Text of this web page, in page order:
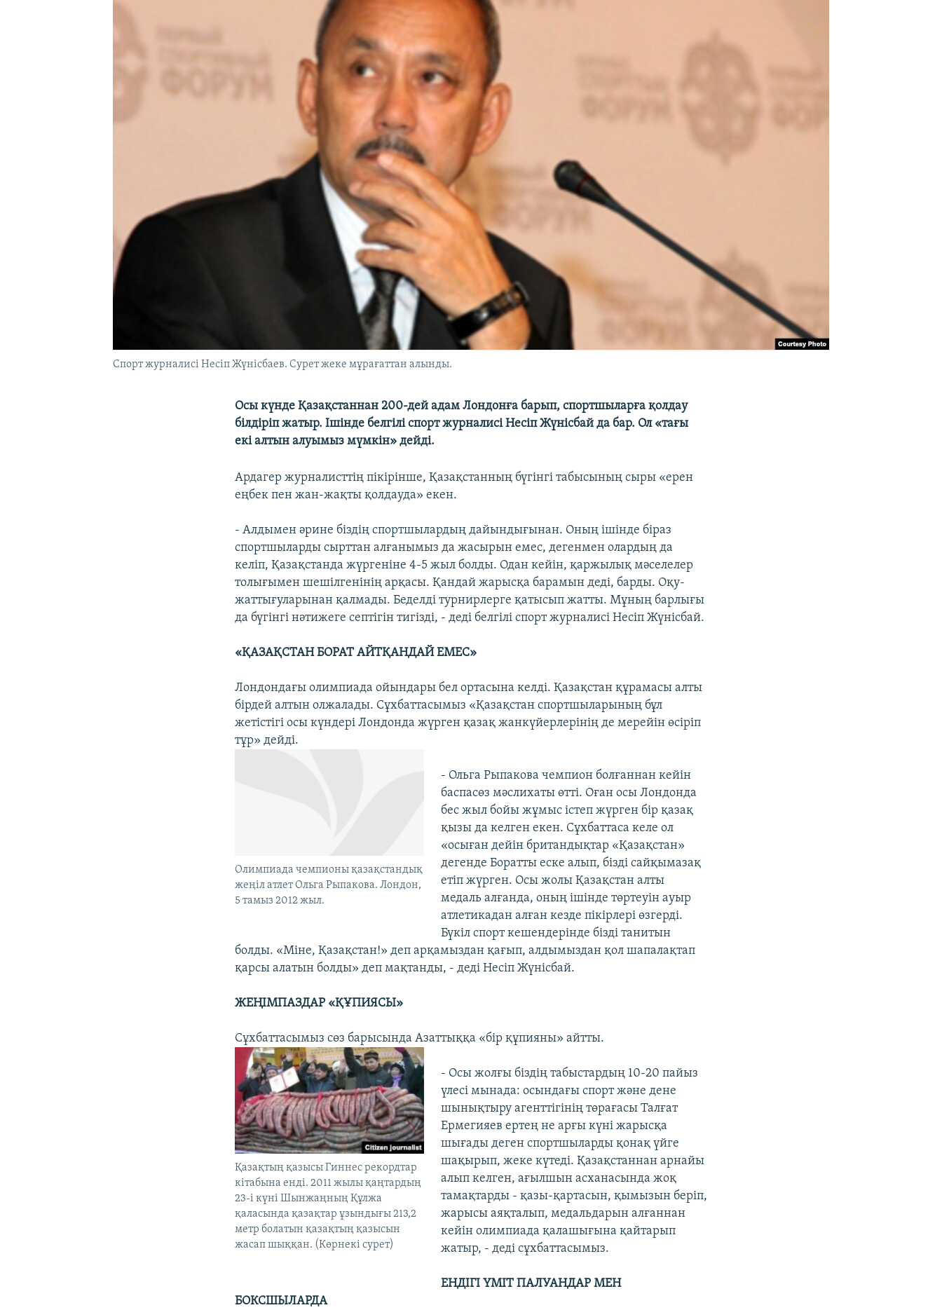
Спорт журналисі Несіп Жүнісбаев. Сурет жеке мұрағаттан алынды.
Осы күнде Қазақстаннан 200-дей адам Лондонға барып, спортшыларға қолдау
білдіріп жатыр. Ішінде белгілі спорт журналисі Несіп Жүнісбай да бар. Ол «тағы
екі алтын алуымыз мүмкін» дейді.
Ардагер журналисттің пікірінше, Қазақстанның бүгінгі табысының сыры «ерен
еңбек пен жан-жақты қолдауда» екен.
- Алдымен әрине біздің спортшылардың дайындығынан. Оның ішінде біраз
спортшыларды сырттан алғанымыз да жасырын емес, дегенмен олардың да
келіп, Қазақстанда жүргеніне 4-5 жыл болды. Одан кейін, қаржылық мәселелер
толығымен шешілгенінің арқасы. Қандай жарысқа барамын деді, барды. Оқу-
жаттығуларынан қалмады. Беделді турнирлерге қатысып жатты. Мұның барлығы
да бүгінгі нәтижеге септігін тигізді, - деді белгілі спорт журналисі Несіп Жүнісбай.
«ҚАЗАҚСТАН БОРАТ АЙТҚАНДАЙ ЕМЕС»
Лондондағы олимпиада ойындары бел ортасына келді. Қазақстан құрамасы алты
бірдей алтын олжалады. Сұхбаттасымыз «Қазақстан спортшыларының бұл
жетістігі осы күндері Лондонда жүрген қазақ жанкүйерлерінің де мерейін өсіріп
тұр» дейді.
Олимпиада чемпионы қазақстандық
жеңіл атлет Ольга Рыпакова. Лондон,
5 тамыз 2012 жыл.
- Ольга Рыпакова чемпион болғаннан кейін
баспасөз мәслихаты өтті. Оған осы Лондонда
бес жыл бойы жұмыс істеп жүрген бір қазақ
қызы да келген екен. Сұхбаттаса келе ол
«осыған дейін британдықтар «Қазақстан»
дегенде Боратты еске алып, бізді сайқымазақ
етіп жүрген. Осы жолы Қазақстан алты
медаль алғанда, оның ішінде төртеуін ауыр
атлетикадан алған кезде пікірлері өзгерді.
Бүкіл спорт кешендерінде бізді танитын
болды. «Міне, Қазақстан!» деп арқамыздан қағып, алдымыздан қол шапалақтап
қарсы алатын болды» деп мақтанды, - деді Несіп Жүнісбай.
ЖЕҢІМПАЗДАР «ҚҰПИЯСЫ»
Сұхбаттасымыз сөз барысында Азаттыққа «бір құпияны» айтты.
Қазақтың қазысы Гиннес рекордтар
кітабына енді. 2011 жылы қаңтардың
23-і күні Шынжаңның Құлжа
қаласында қазақтар ұзындығы 213,2
метр болатын қазақтың қазысын
жасап шыққан. (Көрнекі сурет)
- Осы жолғы біздің табыстардың 10-20 пайыз
үлесі мынада: осындағы спорт және дене
шынықтыру агенттігінің төрағасы Талғат
Ермегияев ертең не арғы күні жарысқа
шығады деген спортшыларды қонақ үйге
шақырып, жеке күтеді. Қазақстаннан арнайы
алып келген, ағылшын асханасында жоқ
тамақтарды - қазы-қартасын, қымызын беріп,
жарысы аяқталып, медальдарын алғаннан
кейін олимпиада қалашығына қайтарып
жатыр, - деді сұхбаттасымыз.
ЕНДІГІ ҮМІТ ПАЛУАНДАР МЕН
БОКСШЫЛАРДА